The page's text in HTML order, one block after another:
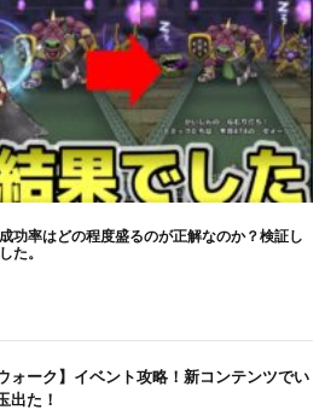
ォーク】イベント攻略！新コンテンツでい
出た！